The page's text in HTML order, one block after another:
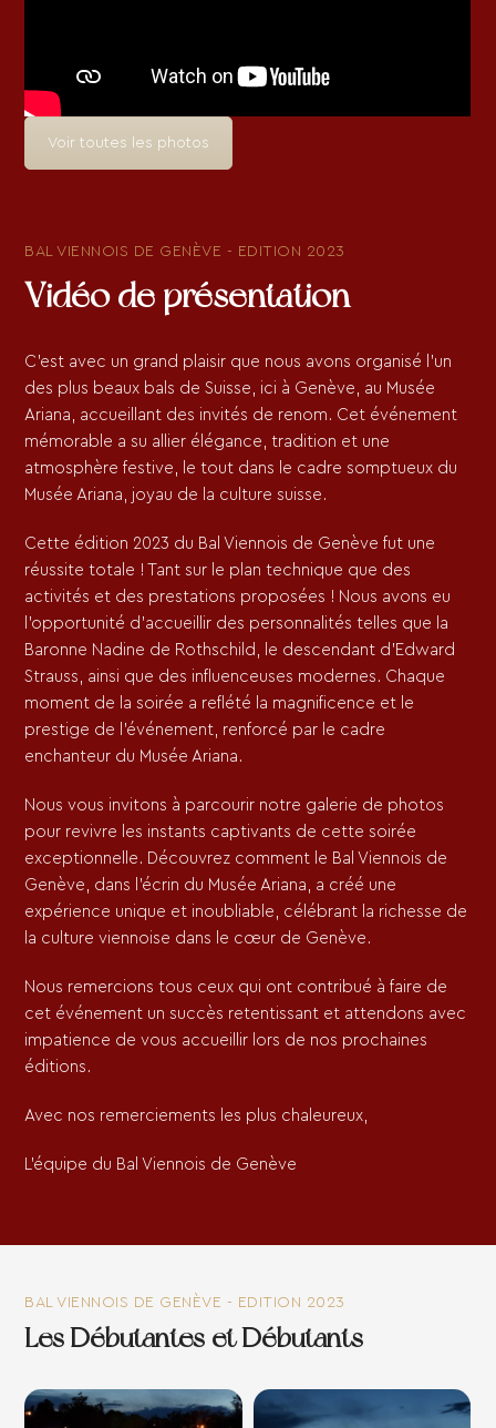
BAL VIENNOIS DE GENÈVE - EDITION 2023
Vidéo de présentation
C’est avec un grand plaisir que nous avons organisé l’un
des plus beaux bals de Suisse, ici à Genève, au Musée
Ariana, accueillant des invités de renom. Cet événement
mémorable a su allier élégance, tradition et une
atmosphère festive, le tout dans le cadre somptueux du
Musée Ariana, joyau de la culture suisse.
Cette édition 2023 du Bal Viennois de Genève fut une
réussite totale ! Tant sur le plan technique que des
activités et des prestations proposées ! Nous avons eu
l’opportunité d’accueillir des personnalités telles que la
Baronne Nadine de Rothschild, le descendant d’Edward
Strauss, ainsi que des influenceuses modernes. Chaque
moment de la soirée a reflété la magnificence et le
prestige de l’événement, renforcé par le cadre
enchanteur du Musée Ariana.
Nous vous invitons à parcourir notre galerie de photos
pour revivre les instants captivants de cette soirée
exceptionnelle. Découvrez comment le Bal Viennois de
Genève, dans l’écrin du Musée Ariana, a créé une
expérience unique et inoubliable, célébrant la richesse de
la culture viennoise dans le cœur de Genève.
Nous remercions tous ceux qui ont contribué à faire de
cet événement un succès retentissant et attendons avec
impatience de vous accueillir lors de nos prochaines
éditions.
Avec nos remerciements les plus chaleureux,
L’équipe du Bal Viennois de Genève
Voir toutes les photos
BAL VIENNOIS DE GENÈVE - EDITION 2023
Les Débutantes et Débutants